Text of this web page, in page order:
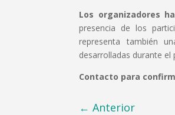
Los organizadores
presencia de los
representa también
desarrolladas durante el
Contacto para
←Anterior